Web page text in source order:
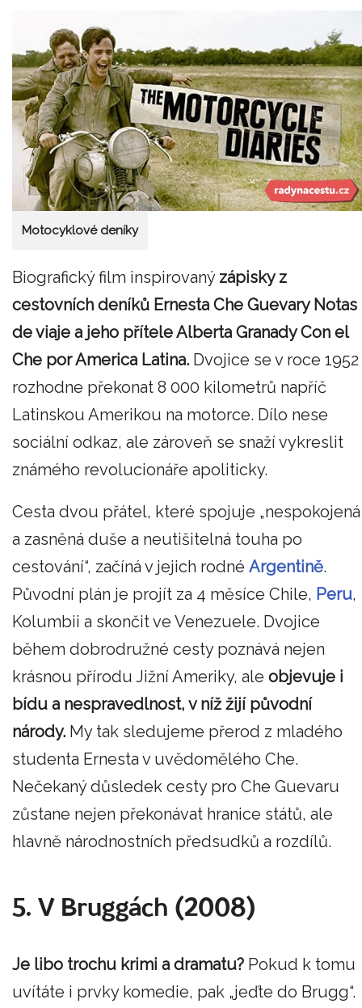
Motocyklové deníky
Biografický film inspirovaný zápisky z
cestovních deníků Ernesta Che Guevary Notas
de viaje a jeho přítele Alberta Granady Con el
Che por America Latina. Dvojice se v roce 1952
rozhodne překonat 8 000 kilometrů napříč
Latinskou Amerikou na motorce. Dílo nese
sociální odkaz, ale zároveň se snaží vykreslit
známého revolucionáře apoliticky.
Cesta dvou přátel, které spojuje „nespokojená
a zasněná duše a neutišitelná touha po
cestování“, začíná v jejich rodné Argentině.
Původní plán je projít za 4 měsíce Chile, Peru,
Kolumbii a skončit ve Venezuele. Dvojice
během dobrodružné cesty poznává nejen
krásnou přírodu Jižní Ameriky, ale objevuje i
bídu a nespravedlnost, v níž žijí původní
národy. My tak sledujeme přerod z mladého
studenta Ernesta v uvědomělého Che.
Nečekaný důsledek cesty pro Che Guevaru
zůstane nejen překonávat hranice států, ale
hlavně národnostních předsudků a rozdílů.
5. V Bruggách (2008)
Je libo trochu krimi a dramatu? Pokud k tomu
uvítáte i prvky komedie, pak „jeďte do Brugg“.